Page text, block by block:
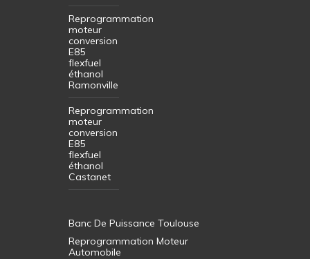
Reprogrammation
moteur
conversion
E85
flexfuel
éthanol
Ramonville
Reprogrammation
moteur
conversion
E85
flexfuel
éthanol
Castanet
Banc De Puissance Toulouse
Reprogrammation Moteur
Automobile